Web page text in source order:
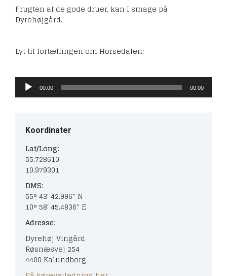
Frugten af de gode druer, kan I smage på
Dyrehøjgård.
Lyt til fortællingen om Horsedalen:
Lydafspiller
00:00 00:00
Koordinater
Lat/Long:
55.728610
10.979301
DMS:
55° 43′ 42.996” N
10° 58′ 45.4836” E
Adresse:
Dyrehøj Vingård
Røsnæsvej 254
4400 Kalundborg